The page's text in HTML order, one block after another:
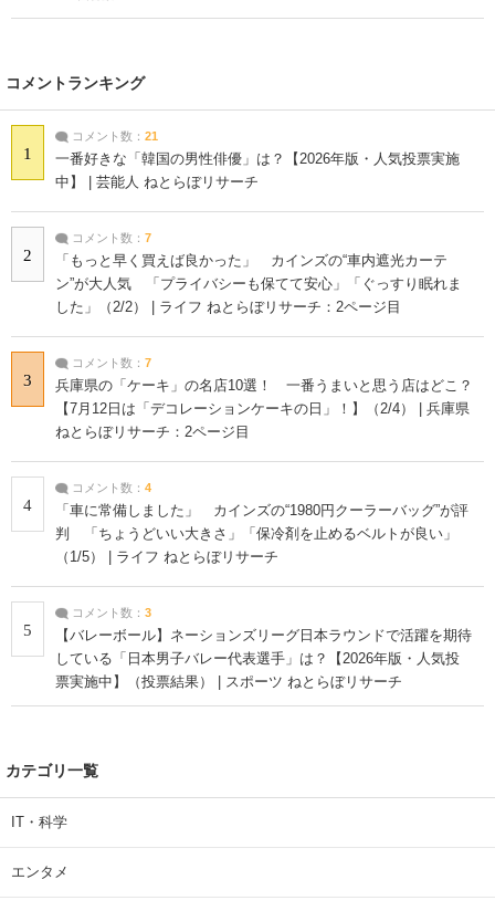
コメントランキング
1
コメント数： 21
一番好きな「韓国の男性俳優」は？【2026年版・人気投票実施
中】 | 芸能人 ねとらぼリサーチ
2
コメント数： 7
「もっと早く買えば良かった」 カインズの“車内遮光カーテ
ン”が大人気 「プライバシーも保てて安心」「ぐっすり眠れま
した」（2/2） | ライフ ねとらぼリサーチ：2ページ目
3
コメント数： 7
兵庫県の「ケーキ」の名店10選！ 一番うまいと思う店はどこ？
【7月12日は「デコレーションケーキの日」！】（2/4） | 兵庫県
ねとらぼリサーチ：2ページ目
4
コメント数： 4
「車に常備しました」 カインズの“1980円クーラーバッグ”が評
判 「ちょうどいい大きさ」「保冷剤を止めるベルトが良い」
（1/5） | ライフ ねとらぼリサーチ
5
コメント数： 3
【バレーボール】ネーションズリーグ日本ラウンドで活躍を期待
している「日本男子バレー代表選手」は？【2026年版・人気投
票実施中】（投票結果） | スポーツ ねとらぼリサーチ
カテゴリ一覧
IT・科学
エンタメ